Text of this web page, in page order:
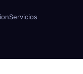
Servicios